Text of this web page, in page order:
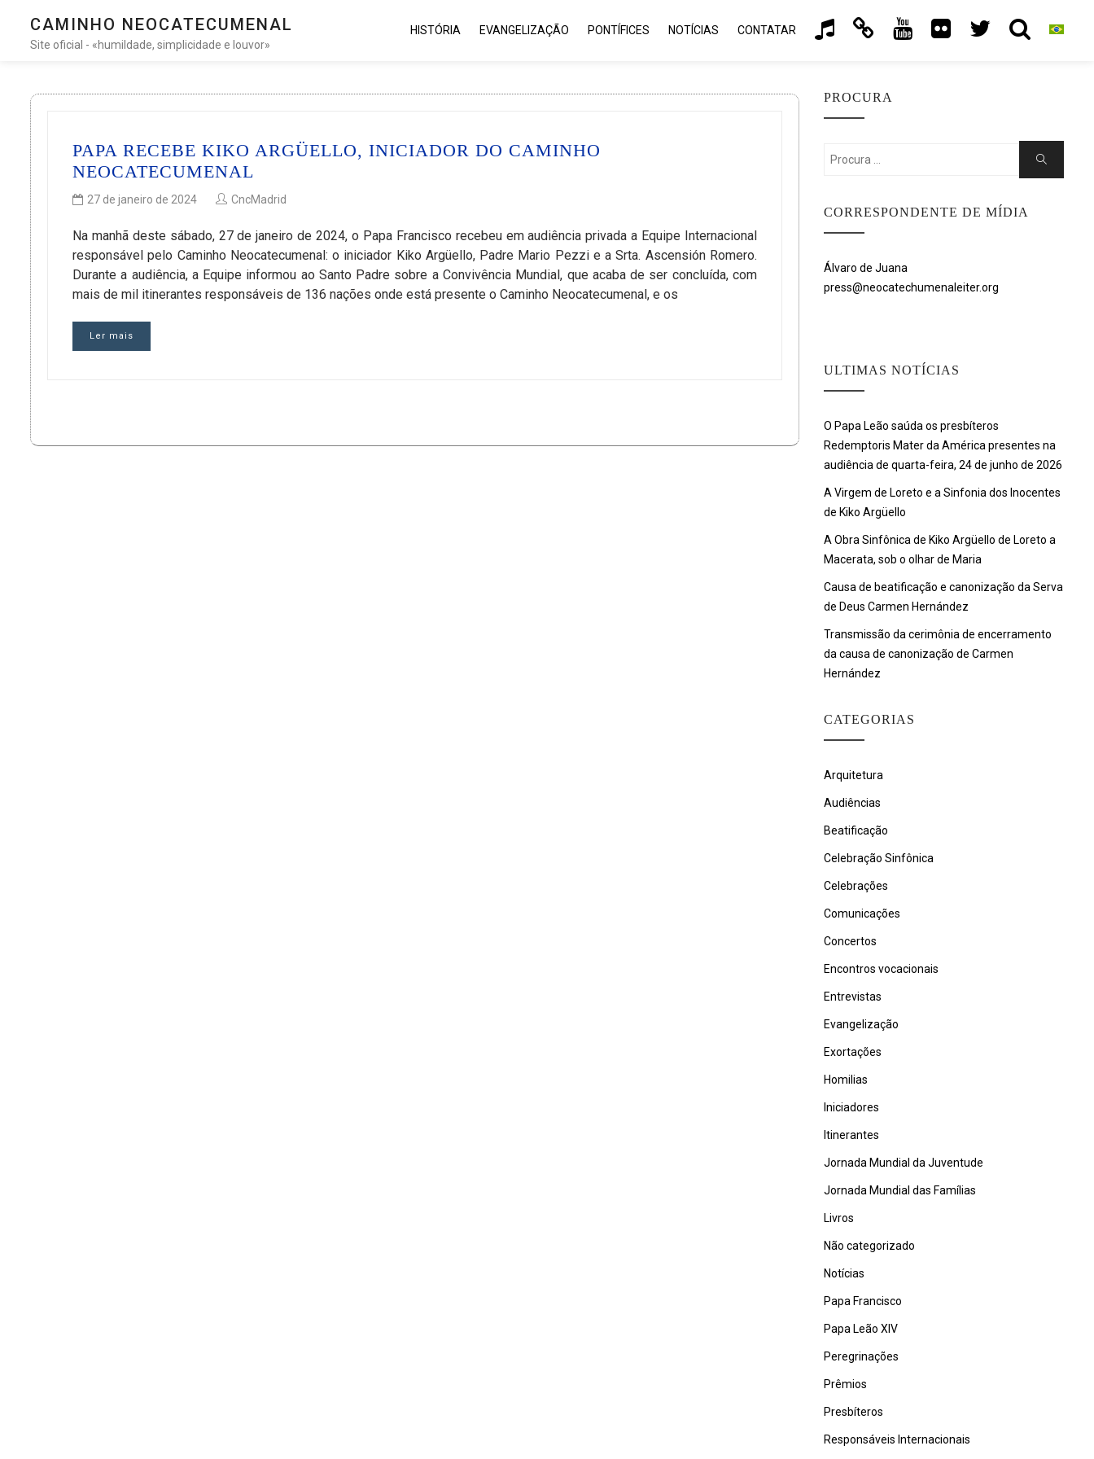
CAMINHO NEOCATECUMENAL
Site oficial - «humildade, simplicidade e louvor»
HISTÓRIA EVANGELIZAÇÃO PONTÍFICES NOTÍCIAS CONTATAR
PAPA RECEBE KIKO ARGÜELLO, INICIADOR DO CAMINHO
NEOCATECUMENAL
27 de janeiro de 2024 CncMadrid
Na manhã deste sábado, 27 de janeiro de 2024, o Papa Francisco recebeu em audiência privada a Equipe Internacional
responsável pelo Caminho Neocatecumenal: o iniciador Kiko Argüello, Padre Mario Pezzi e a Srta. Ascensión Romero.
Durante a audiência, a Equipe informou ao Santo Padre sobre a Convivência Mundial, que acaba de ser concluída, com
mais de mil itinerantes responsáveis de 136 nações onde está presente o Caminho Neocatecumenal, e os
Ler mais
PROCURA
Search
Search
CORRESPONDENTE DE MÍDIA
Álvaro de Juana
press@neocatechumenaleiter.org
ULTIMAS NOTÍCIAS
O Papa Leão saúda os presbíteros
Redemptoris Mater da América presentes na
audiência de quarta-feira, 24 de junho de 2026
A Virgem de Loreto e a Sinfonia dos Inocentes
de Kiko Argüello
A Obra Sinfônica de Kiko Argüello de Loreto a
Macerata, sob o olhar de Maria
Causa de beatificação e canonização da Serva
de Deus Carmen Hernández
Transmissão da cerimônia de encerramento
da causa de canonização de Carmen
Hernández
CATEGORIAS
Arquitetura
Audiências
Beatificação
Celebração Sinfônica
Celebrações
Comunicações
Concertos
Encontros vocacionais
Entrevistas
Evangelização
Exortações
Homilias
Iniciadores
Itinerantes
Jornada Mundial da Juventude
Jornada Mundial das Famílias
Livros
Não categorizado
Notícias
Papa Francisco
Papa Leão XIV
Peregrinações
Prêmios
Presbíteros
Responsáveis Internacionais